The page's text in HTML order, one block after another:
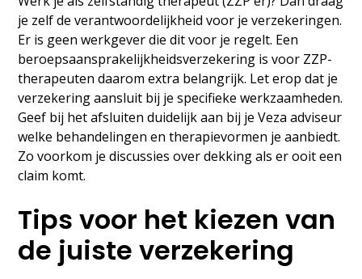
je zelf de verantwoordelijkheid voor je verzekeringen.
Er is geen werkgever die dit voor je regelt. Een
beroepsaansprakelijkheidsverzekering is voor ZZP-
therapeuten daarom extra belangrijk. Let erop dat je
verzekering aansluit bij je specifieke werkzaamheden.
Geef bij het afsluiten duidelijk aan bij je Veza adviseur
welke behandelingen en therapievormen je aanbiedt.
Zo voorkom je discussies over dekking als er ooit een
claim komt.
Tips voor het kiezen van
de juiste verzekering